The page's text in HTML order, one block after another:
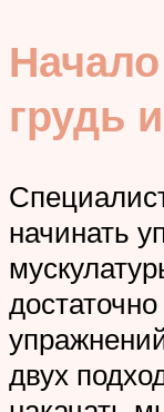
грудь
начинать
двух